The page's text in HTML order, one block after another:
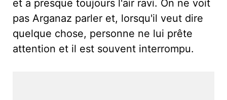
et a presque toujours l'air ravi. On ne voit
pas Arganaz parler et, lorsqu'il veut dire
quelque chose, personne ne lui prête
attention et il est souvent interrompu.